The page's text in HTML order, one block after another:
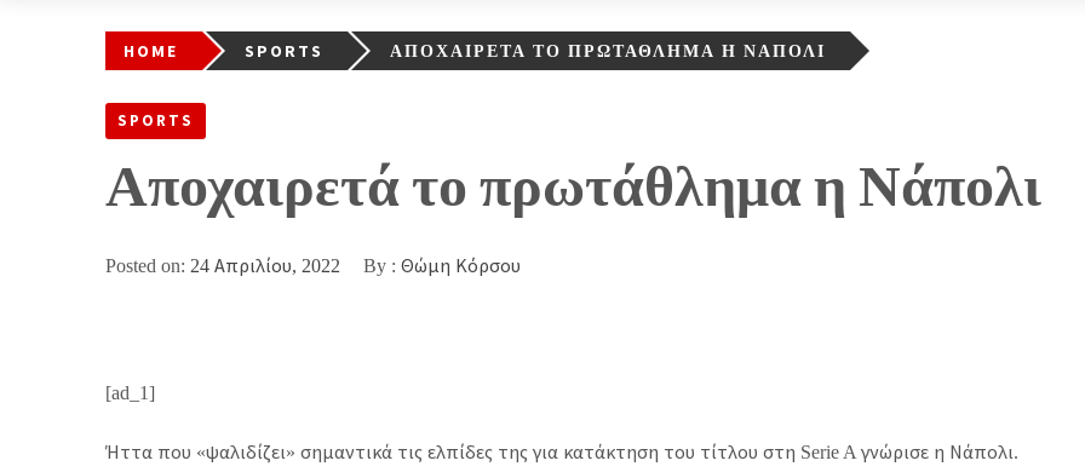
HOME SPORTS ΑΠΟΧΑΙΡΕΤΆ ΤΟ ΠΡΩΤΆΘΛΗΜΑ Η ΝΆΠΟΛΙ
SPORTS
Αποχαιρετά το πρωτάθλημα η Νάπολι
Posted on: 24 Απριλίου, 2022 By : Θώμη Κόρσου
[ad_1]
Ήττα που «ψαλιδίζει» σημαντικά τις ελπίδες της για κατάκτηση του τίτλου στη Serie A γνώρισε η Νάπολι.